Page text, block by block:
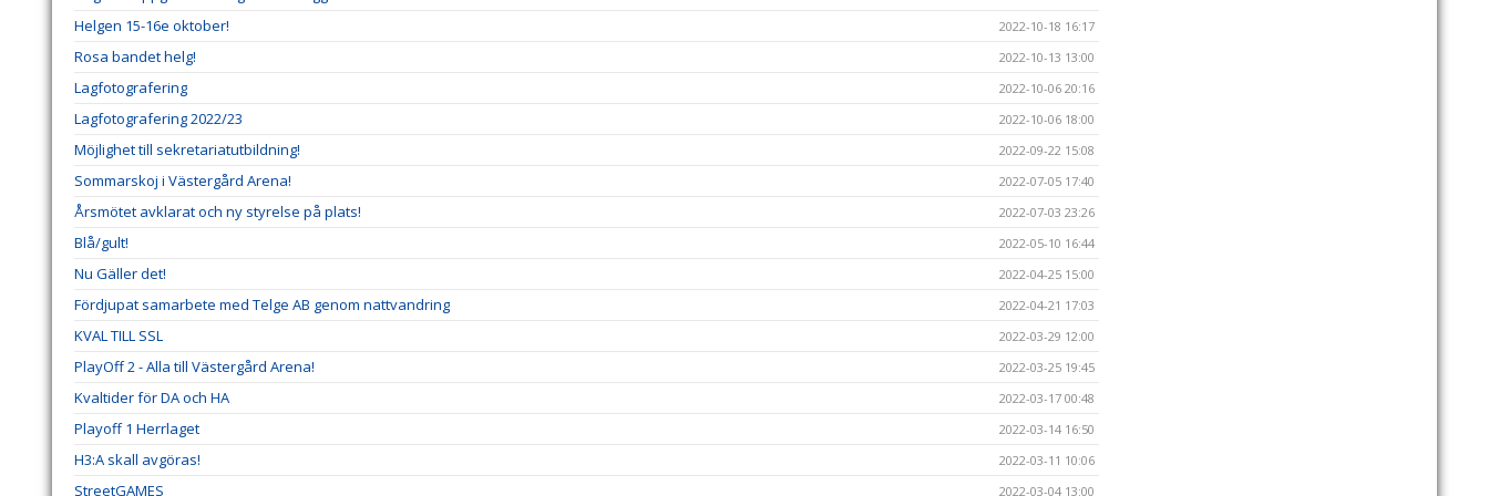
Helgen 15-16e oktober! 2022-10-18 16:17
Rosa bandet helg! 2022-10-13 13:00
Lagfotografering 2022-10-06 20:16
Lagfotografering 2022/23 2022-10-06 18:00
Möjlighet till sekretariatutbildning! 2022-09-22 15:08
Sommarskoj i Västergård Arena! 2022-07-05 17:40
Årsmötet avklarat och ny styrelse på plats! 2022-07-03 23:26
Blå/gult! 2022-05-10 16:44
Nu Gäller det! 2022-04-25 15:00
Fördjupat samarbete med Telge AB genom nattvandring 2022-04-21 17:03
KVAL TILL SSL 2022-03-29 12:00
PlayOff 2 - Alla till Västergård Arena! 2022-03-25 19:45
Kvaltider för DA och HA 2022-03-17 00:48
Playoff 1 Herrlaget 2022-03-14 16:50
H3:A skall avgöras! 2022-03-11 10:06
StreetGAMES 2022-03-04 13:00